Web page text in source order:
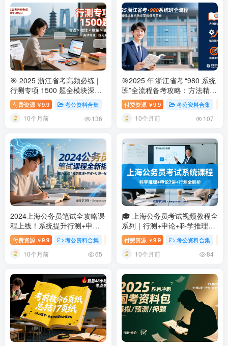
🎯 2025 浙江省考高频必练 |
行测专项 1500 题全模块深度
解析：言语 + 推理 + 数量 + 资
料一次刷透2025浙江省考行测
专项 1500 题全覆盖：言语 ·
付费资源 ￥9.9 考公资料合集
10个月前 136
🎯2025 年 浙江省考 “980 系统
班”全流程备考攻略：方法精讲
＋强化提升＋套题演练三维导
航2025 浙江省公务员考试系统
班全流程备考攻略
付费资源 ￥9.9 考公资料合集
10个月前 107
2024上海公务员笔试全攻略课
程上线！系统提升行测+申
论，科学推理全掌握 2024上海
公务员笔试课程｜行测申论全
套教学视频＋资料包一站式备
付费资源 ￥9.9 考公资料合集 上海市考公专题 全国各省考公专题
10个月前 65
🎓 上海公务员考试视频教程全
系列｜行测+申论+科学推理系
统课程上海公务员考试视频教
程系列｜行测+申论全科系统
班含讲义课件
付费资源 ￥9.9 考公资料合集
10个月前 84